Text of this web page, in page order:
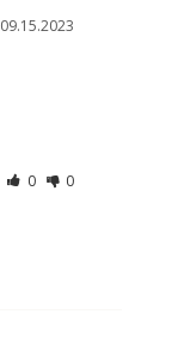
09.15.2023
0 0